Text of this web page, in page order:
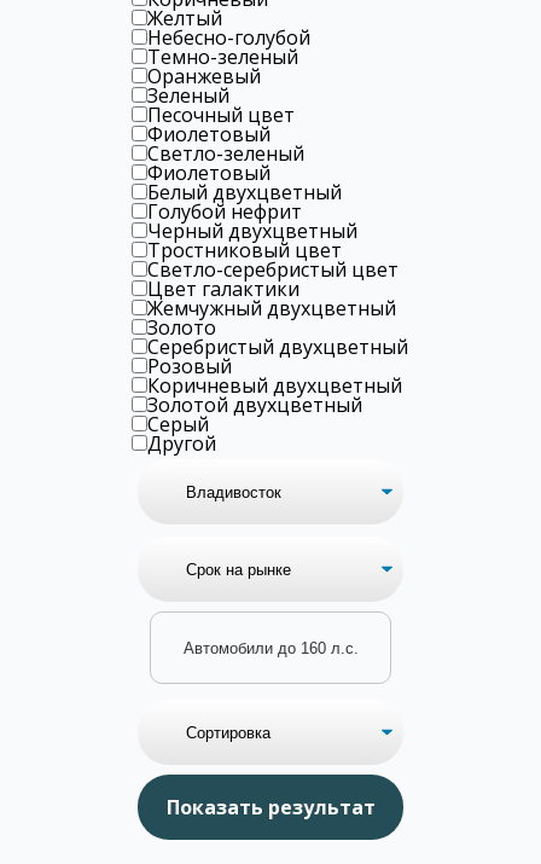
Желтый
Небесно-голубой
Темно-зеленый
Оранжевый
Зеленый
Песочный цвет
Фиолетовый
Светло-зеленый
Фиолетовый
Белый двухцветный
Голубой нефрит
Черный двухцветный
Тростниковый цвет
Светло-серебристый цвет
Цвет галактики
Жемчужный двухцветный
Золото
Серебристый двухцветный
Розовый
Коричневый двухцветный
Золотой двухцветный
Серый
Другой
Автомобили до 160 л.с.